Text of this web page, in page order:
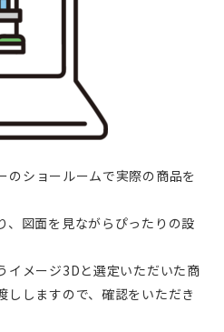
のショールームで実際の商品を
、図面を見ながらぴったりの設
イメージ3Dと選定いただいた商
ししますので、確認をいただき